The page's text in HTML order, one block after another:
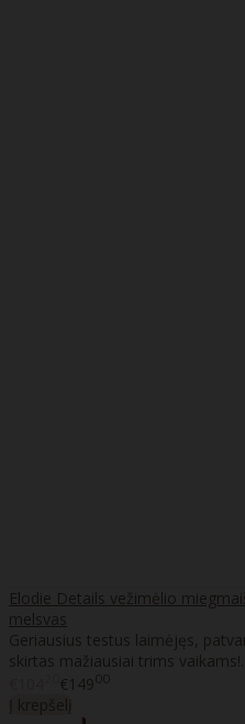
Elodie Details vežimėlio
melsvas
Geriausius testus laimėjęs,
skirtas mažiausiai trims vaikams!..
€14900